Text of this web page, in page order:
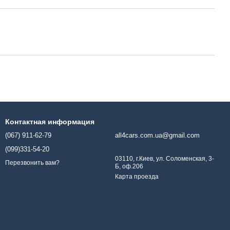
Контактная информация
(067) 911-62-79
(099)331-54-20
Перезвонить вам?
all4cars.com.ua@gmail.com
03110, г.Киев, ул. Соломенская, 3-
Б, оф.206
Карта проезда